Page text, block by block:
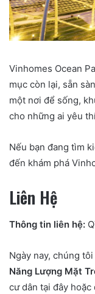
Vinhomes Ocean
mục còn lại, sẵn
một nơi để sống,
cho những ai yêu
Nếu bạn đang tìm
đến khám phá
Liên Hệ
Thông tin liên hệ:
Ngày nay, chúng
Năng Lượng Mặt
cư dân tại đây